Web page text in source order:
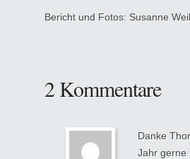
Bericht und Fotos: Susanne
2 Kommentare
Danke
Jahr